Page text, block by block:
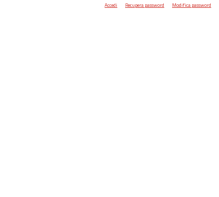
Accedi Recupera password Modifica password